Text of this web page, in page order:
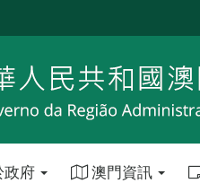
政府 澳門資訊